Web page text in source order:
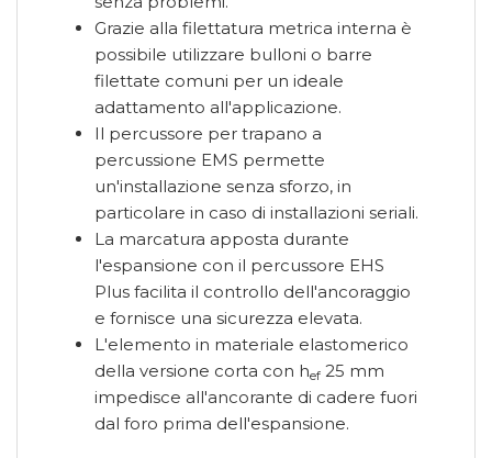
Grazie alla filettatura metrica interna è
possibile utilizzare bulloni o barre
filettate comuni per un ideale
adattamento all'applicazione.
Il percussore per trapano a
percussione EMS permette
un'installazione senza sforzo, in
particolare in caso di installazioni seriali.
La marcatura apposta durante
l'espansione con il percussore EHS
Plus facilita il controllo dell'ancoraggio
e fornisce una sicurezza elevata.
L'elemento in materiale elastomerico
della versione corta con hef 25 mm
impedisce all'ancorante di cadere fuori
dal foro prima dell'espansione.